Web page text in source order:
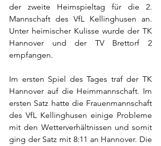
der zweite Heimspieltag für die 2.
Mannschaft des VfL Kellinghusen an.
Unter heimischer Kulisse wurde der TK
Hannover und der TV Brettorf 2
empfangen.
Im ersten Spiel des Tages traf der TK
Hannover auf die Heimmannschaft. Im
ersten Satz hatte die Frauenmannschaft
des VfL Kellinghusen einige Probleme
mit den Wetterverhältnissen und somit
ging der Satz mit 8:11 an Hannover. Die